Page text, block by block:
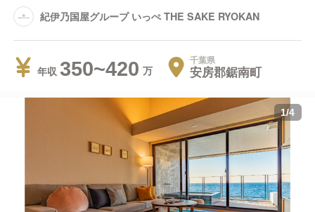
紀伊乃国屋グループ いっぺ THE SAKE RYOKAN
年収 350~420 千葉県
安房郡鋸南町
1/4